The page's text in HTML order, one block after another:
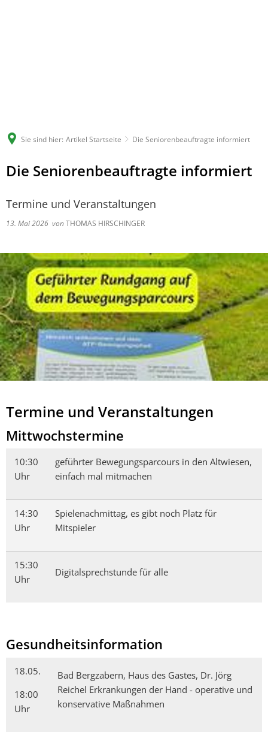
Sie sind hier: Artikel Startseite Die Seniorenbeauftragte informiert
Die Seniorenbeauftragte informiert
Termine und Veranstaltungen
13. Mai 2026 vonTHOMAS HIRSCHINGER
Termine und Veranstaltungen
Mittwochstermine
10:30
Uhr
geführter Bewegungsparcours in den Altwiesen,
einfach mal mitmachen
14:30
Uhr
Spielenachmittag, es gibt noch Platz für
Mitspieler
15:30
Uhr
Digitalsprechstunde für alle
Gesundheitsinformation
18.05.
18:00
Uhr
Bad Bergzabern, Haus des Gastes, Dr. Jörg
Reichel Erkrankungen der Hand - operative und
konservative Maßnahmen